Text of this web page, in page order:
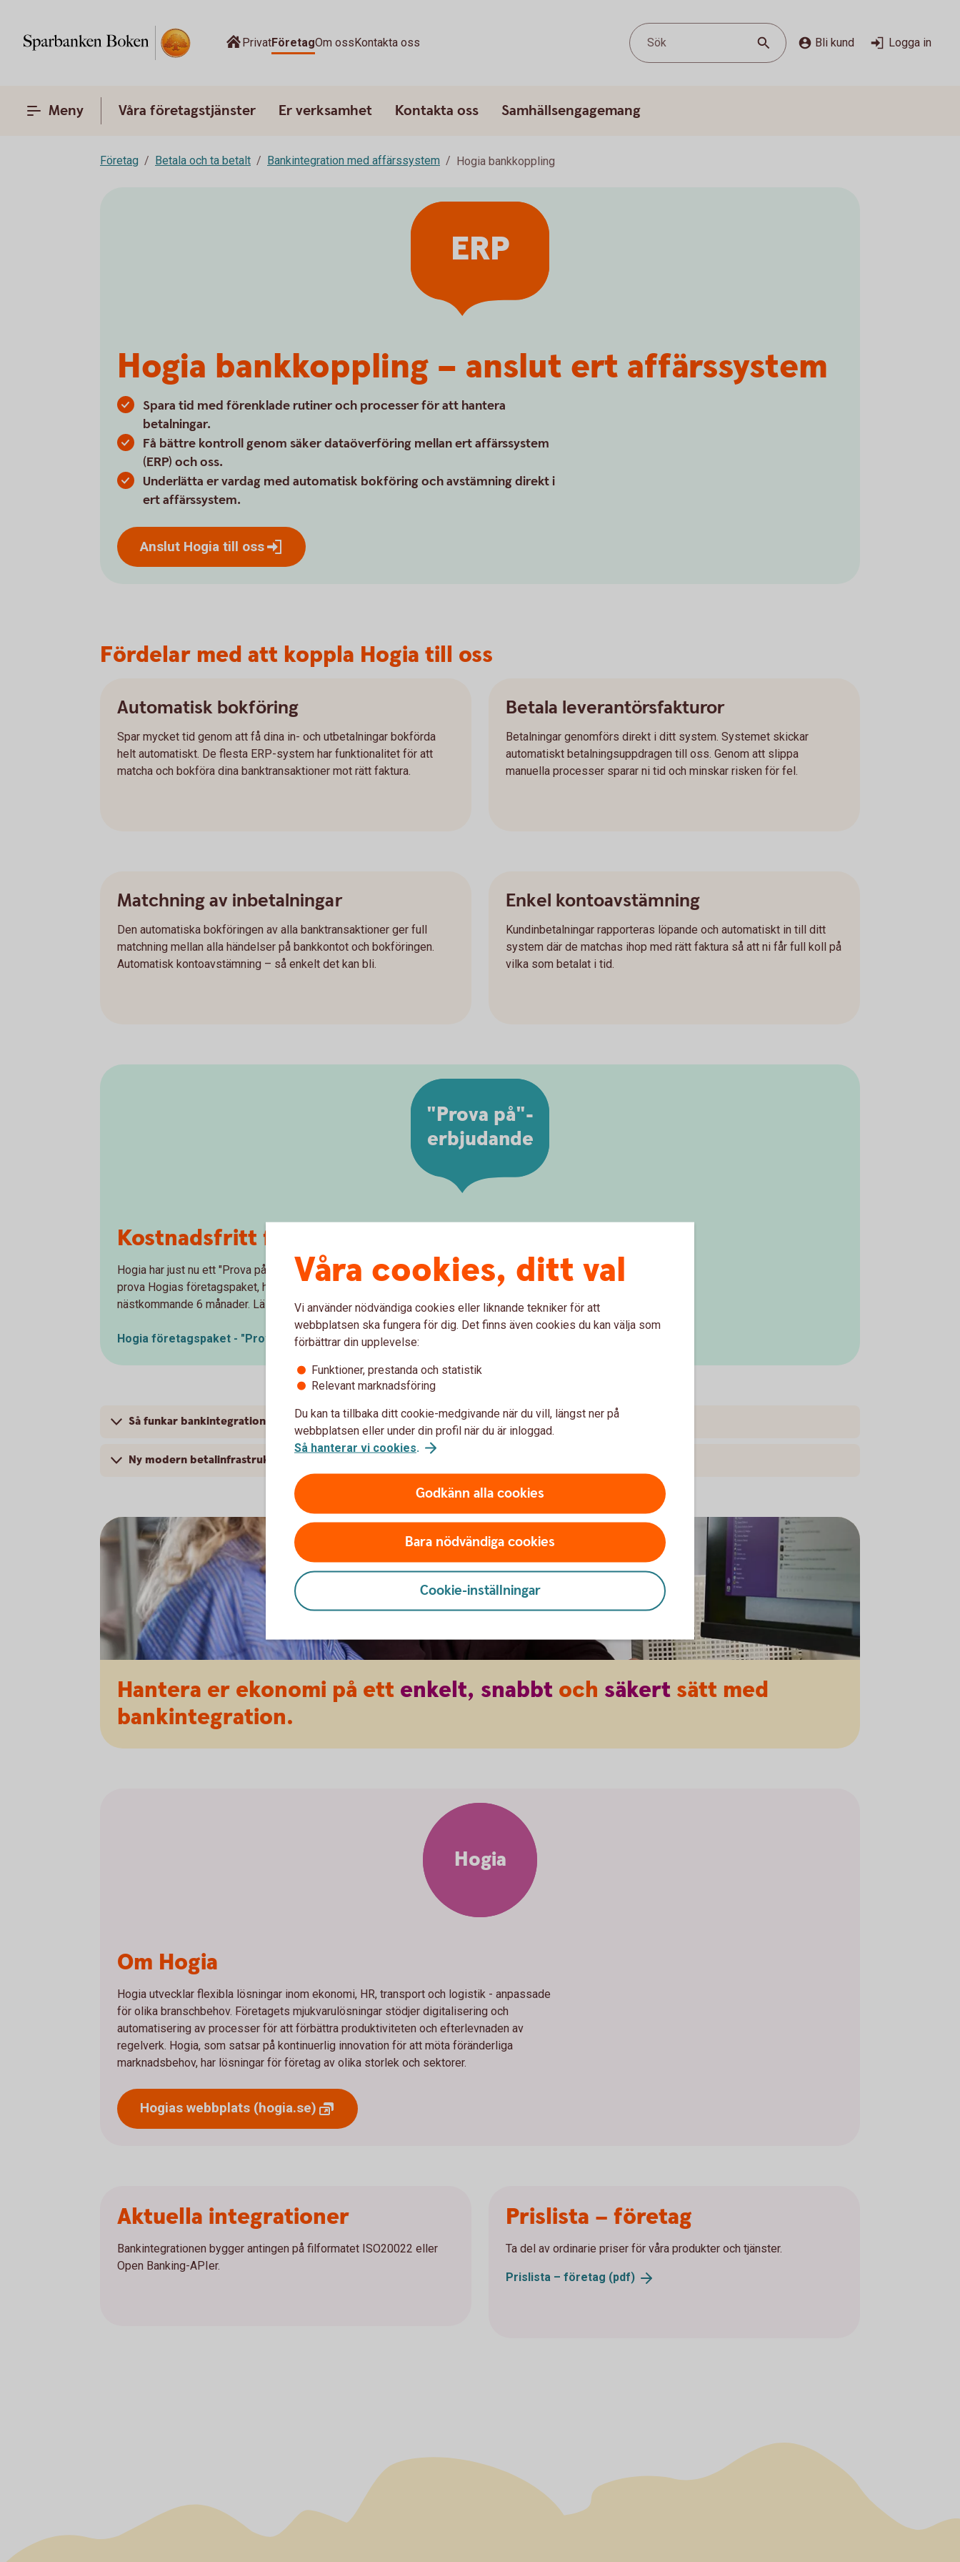
PrivatFöretagOm ossKontakta oss Sök Bli kund Logga in
Meny Våra företagstjänster Er verksamhet Kontakta oss Samhällsengagemang
Företag Betala och ta betalt Bankintegration med affärssystem Hogia bankkoppling
Hogia bankkoppling – anslut ert affärssystem
Spara tid med förenklade rutiner och processer för att hantera
betalningar.
Få bättre kontroll genom säker dataöverföring mellan ert affärssystem
(ERP) och oss.
Underlätta er vardag med automatisk bokföring och avstämning direkt i
ert affärssystem.
Anslut Hogia till oss
ERP
Fördelar med att koppla Hogia till oss
Automatisk bokföring
Spar mycket tid genom att få dina in- och utbetalningar bokförda
helt automatiskt. De flesta ERP-system har funktionalitet för att
matcha och bokföra dina banktransaktioner mot rätt faktura.
Matchning av inbetalningar
Den automatiska bokföringen av alla banktransaktioner ger full
matchning mellan alla händelser på bankkontot och bokföringen.
Automatisk kontoavstämning – så enkelt det kan bli.
Betala leverantörsfakturor
Betalningar genomförs direkt i ditt system. Systemet skickar
automatiskt betalningsuppdragen till oss. Genom att slippa
manuella processer sparar ni tid och minskar risken för fel.
Enkel kontoavstämning
Kundinbetalningar rapporteras löpande och automatiskt in till ditt
system där de matchas ihop med rätt faktura så att ni får full koll på
vilka som betalat i tid.
"Prova på"-
erbjudande
Kostnadsfritt företagspaket 6 månader
Hogia har just nu ett "Prova på"-erbjudande för alla våra kunder. Detta innebär att ni kan
prova Hogias företagspaket, helt kostnadsfritt, i 6 månader. Därefter gäller halva priset
nästkommande 6 månader. Läs mer om erbjudandet.
Hogia företagspaket - "Prova på"-erbjudande för vårakunder
Så funkar bankintegrationen
Ny modern betalinfrastruktur i Sverige
Hantera er ekonomi på ett enkelt, snabbt och säkert sätt med
bankintegration.
Hogia
Om Hogia
Hogia utvecklar flexibla lösningar inom ekonomi, HR, transport och logistik - anpassade
för olika branschbehov. Företagets mjukvarulösningar stödjer digitalisering och
automatisering av processer för att förbättra produktiviteten och efterlevnaden av
regelverk. Hogia, som satsar på kontinuerlig innovation för att möta föränderliga
marknadsbehov, har lösningar för företag av olika storlek och sektorer.
Hogias webbplats (hogia.se)
Aktuella integrationer
Bankintegrationen bygger antingen på filformatet ISO20022 eller
Open Banking-APIer.
Prislista – företag
Ta del av ordinarie priser för våra produkter och tjänster.
Prislista – företag (pdf)
Våra cookies, ditt val
Vi använder nödvändiga cookies eller liknande tekniker för att
webbplatsen ska fungera för dig. Det finns även cookies du kan välja som
förbättrar din upplevelse:
Funktioner, prestanda och statistik
Relevant marknadsföring
Du kan ta tillbaka ditt cookie-medgivande när du vill, längst ner på
webbplatsen eller under din profil när du är inloggad.
Så hanterar vi cookies.
Godkänn alla cookies
Bara nödvändiga cookies
Cookie-inställningar